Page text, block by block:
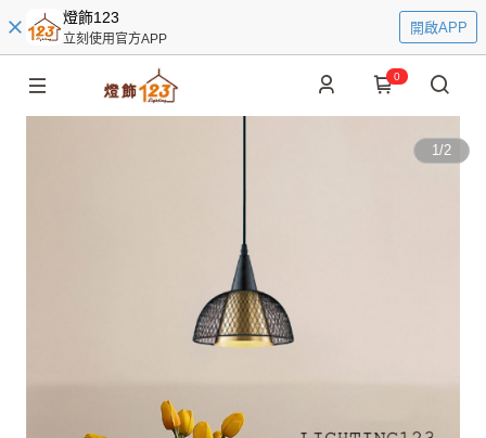
燈飾123
立刻使用官方APP
開啟APP
0
1/2